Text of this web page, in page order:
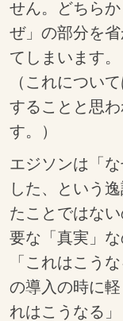
せん。どちら
ぜ」の部分を
てしまいます。
（これについ
することと思
す。）
エジソンは「
した、という
たことではな
要な「真実」
「これはこう
の導入の時に
れはこうなる